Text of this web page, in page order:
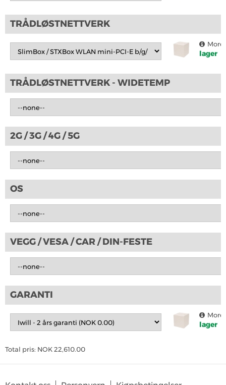
TRÅDLØSTNETTVERK
lager
TRÅDLØSTNETTVERK - WIDETEMP
2G / 3G / 4G / 5G
OS
VEGG / VESA / CAR / DIN-FESTE
GARANTI
lager
Total pris: NOK22,610.00